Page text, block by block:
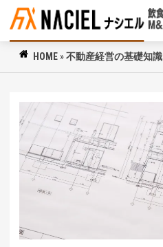
HOME »不動産経営の基礎知識